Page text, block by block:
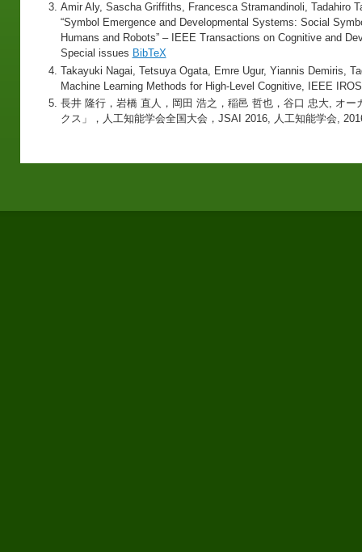
Amir Aly, Sascha Griffiths, Francesca Stramandinoli, Tadahiro
“Symbol Emergence and Developmental Systems: Social
Humans and Robots” – IEEE Transactions on Cognitive and
Special issues BibTeX
Takayuki Nagai, Tetsuya Ogata, Emre Ugur, Yiannis Demiris,
Machine Learning Methods for High-Level Cognitive, IEEE
長井 隆行，岩橋 直人，岡田 浩之，稲邑 哲也，谷口 忠大, オー
クス」，人工知能学会全国大会，JSAI 2016, 人工知能学会,